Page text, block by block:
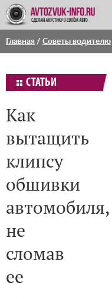
Главная / Советы водителю
СТАТЬИ
Как
вытащить
клипсу
обшивки
автомобиля,
не
сломав
ее